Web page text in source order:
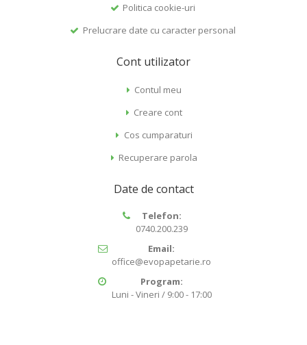
Politica cookie-uri
Prelucrare date cu caracter personal
Cont utilizator
Contul meu
Creare cont
Cos cumparaturi
Recuperare parola
Date de contact
Telefon:
0740.200.239
Email:
office@evopapetarie.ro
Program:
Luni - Vineri / 9:00 - 17:00